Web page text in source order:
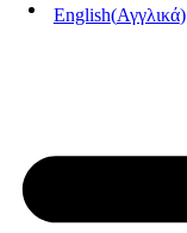
English(Αγγλικά)